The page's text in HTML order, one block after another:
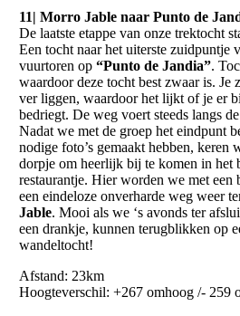
11| Morro Jable naar Punto de
De laatste etappe van onze trektocht
Een tocht naar het uiterste zuidpuntje
vuurtoren op“Punto de Jandia”.
waardoor deze tocht best zwaar is. Je
ver liggen, waardoor het lijkt of je er
bedriegt. De weg voert steeds langs
Nadat we met de groep het eindpunt
nodige foto’s gemaakt hebben, keren
dorpje om heerlijk bij te komen in het
restaurantje. Hier worden we met een
een eindeloze onverharde weg weer
Jable. Mooi als we ‘s avonds ter
een drankje, kunnen terugblikken op
wandeltocht!
Afstand: 23km
Hoogteverschil: +267 omhoog /- 259